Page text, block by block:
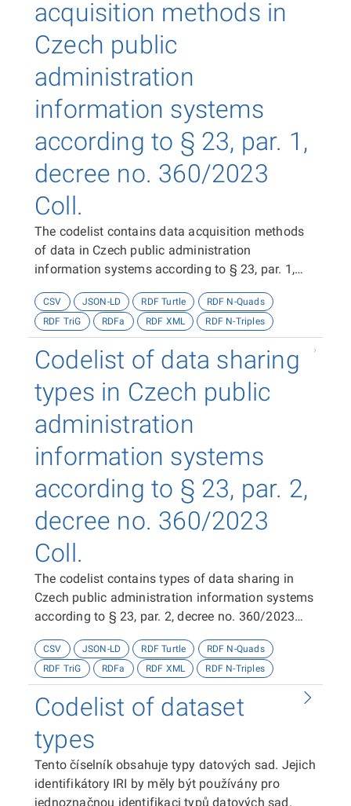
acquisition methods in
Czech public
administration
information systems
according to § 23, par. 1,
decree no. 360/2023
Coll.
The codelist contains data acquisition methods
of data in Czech public administration
information systems according to § 23, par. 1,
CSV JSON-LD RDF Turtle
RDF N-Quads
RDF TriG
RDFa RDF XML RDF N-Triples
Codelist of data sharing
types in Czech public
administration
information systems
according to § 23, par. 2,
decree no. 360/2023
Coll.
The codelist contains types of data sharing in
Czech public administration information systems
according to § 23, par. 2, decree no. 360/2023
CSV JSON-LD RDF Turtle
RDF N-Quads
RDF TriG
RDFa RDF XML RDF N-Triples
Codelist of dataset
types
Tento číselník obsahuje typy datových sad. Jejich
identifikátory IRI by měly být používány pro
jednoznačnou identifikaci typů datových sad.